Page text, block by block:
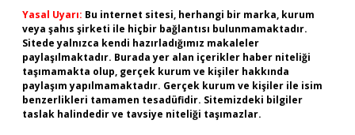
Yasal Uyarı: Bu internet sitesi, herhangi bir marka, kurum
veya şahıs şirketi ile hiçbir bağlantısı bulunmamaktadır.
Sitede yalnızca kendi hazırladığımız makaleler
paylaşılmaktadır. Burada yer alan içerikler haber niteliği
taşımamakta olup, gerçek kurum ve kişiler hakkında
paylaşım yapılmamaktadır. Gerçek kurum ve kişiler ile isim
benzerlikleri tamamen tesadüfidir. Sitemizdeki bilgiler
taslak halindedir ve tavsiye niteliği taşımazlar.